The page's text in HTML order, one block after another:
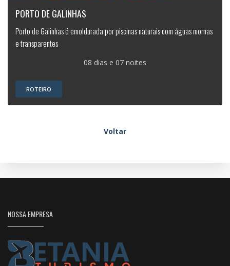
PORTO DE GALINHAS
Porto de Galinhas é emoldurada por piscinas naturais com águas mornas
e transparentes
08 dias e 07 noites
ROTEIRO
Voltar
NOSSA EMPRESA